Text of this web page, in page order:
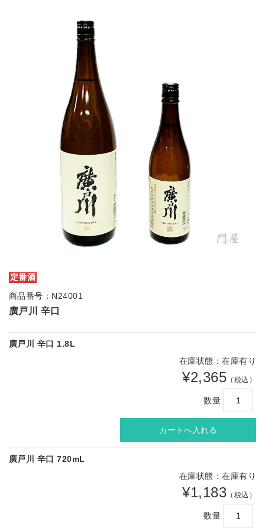
定番酒
商品番号：N24001
廣戸川 辛口
廣戸川 辛口 1.8L
在庫状態：在庫有り
¥2,365 （税込）
数量
廣戸川 辛口 720mL
在庫状態：在庫有り
¥1,183 （税込）
数量